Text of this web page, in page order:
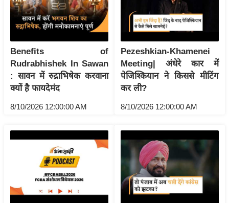
2
2
6
क्रा
इ
म
ई
पे
प
सा
ल
Benefits of
Rudrabhishek In Sawan
: सावन में रुद्राभिषेक करवाना
क्यों है फायदेमंद
8/10/2026 12:00:00 AM
Pezeshkian-Khamenei
Meeting| अंधेरे कार में
पेजिश्कियान ने किससे मीटिंग
कर ली?
8/10/2026 12:00:00 AM